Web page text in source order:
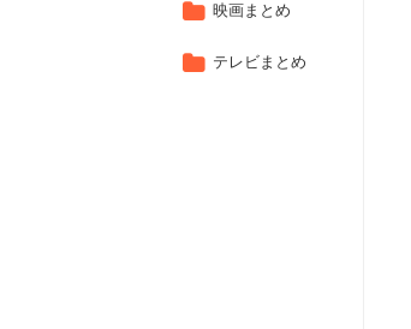
映画まとめ
テレビまとめ